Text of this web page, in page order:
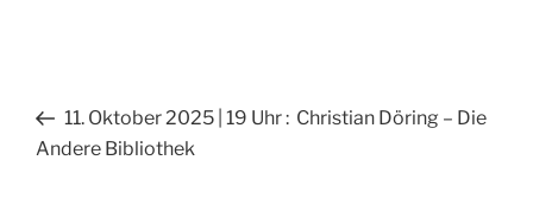
Beitragsnavigation
Vorheriger
Beitrag
11. Oktober 2025 | 19 Uhr : Christian Döring – Die
Andere Bibliothek